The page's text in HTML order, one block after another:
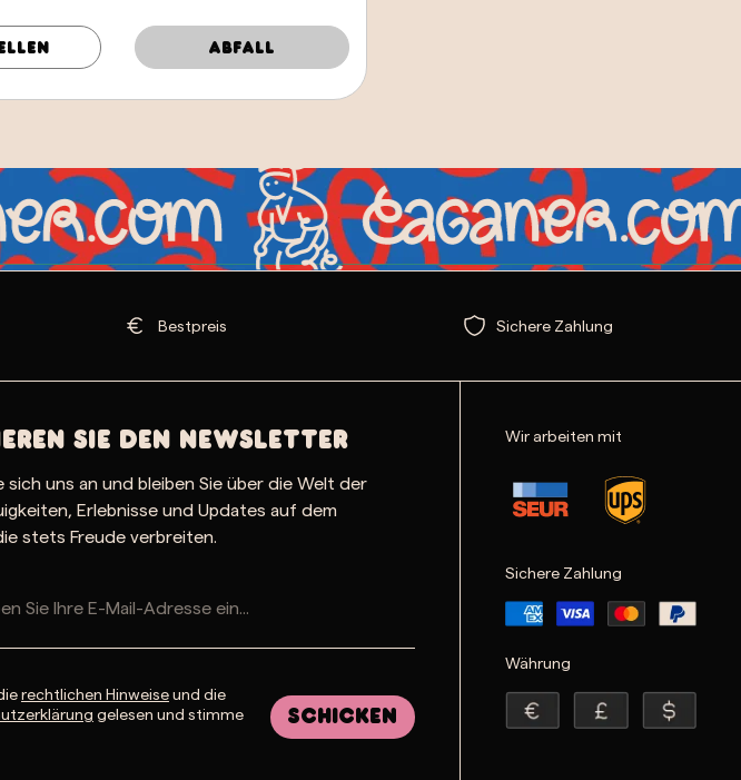
Bestpreis Sichere Zahlung
Sie den Newsletter
sich uns an und bleiben Sie über die Welt der
Erlebnisse und Updates auf dem
stets Freude verbreiten.
rechtlichen Hinweiseund die
gelesen und stimme
Schicken
Wir arbeiten mit
Sichere Zahlung
Währung
Abfall